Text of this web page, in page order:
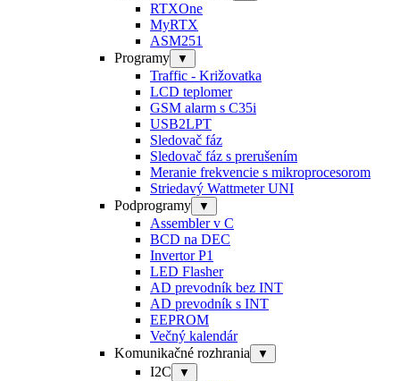
RTXOne
MyRTX
ASM251
Programy
▼
Traffic - Križovatka
LCD teplomer
GSM alarm s C35i
USB2LPT
Sledovač fáz
Sledovač fáz s prerušením
Meranie frekvencie s mikroprocesorom
Striedavý Wattmeter UNI
Podprogramy
▼
Assembler v C
BCD na DEC
Invertor P1
LED Flasher
AD prevodník bez INT
AD prevodník s INT
EEPROM
Večný kalendár
Komunikačné rozhrania
▼
I2C ▼